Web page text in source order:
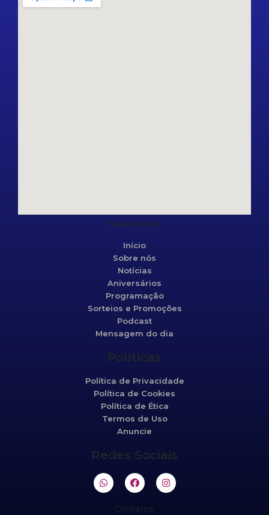
Mapa do site
Início
Sobre nós
Notícias
Aniversários
Programação
Sorteios e Promoções
Podcast
Mensagem do dia
Políticas
Política de Privacidade
Política de Cookies
Política de Ética
Termos de Uso
Anuncie
Redes Sociais
Contatos: